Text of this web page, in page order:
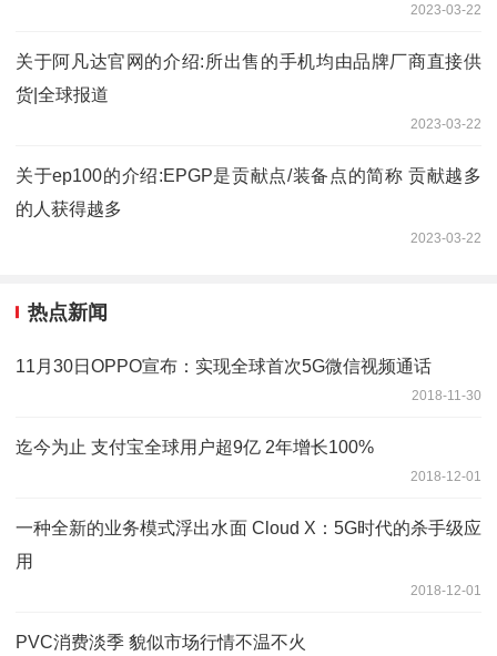
2023-03-22
关于阿凡达官网的介绍:所出售的手机均由品牌厂商直接供
货|全球报道
2023-03-22
关于ep100的介绍:EPGP是贡献点/装备点的简称 贡献越多
的人获得越多
2023-03-22
热点新闻
11月30日OPPO宣布：实现全球首次5G微信视频通话
2018-11-30
迄今为止 支付宝全球用户超9亿 2年增长100%
2018-12-01
一种全新的业务模式浮出水面 Cloud X：5G时代的杀手级应
用
2018-12-01
PVC消费淡季 貌似市场行情不温不火